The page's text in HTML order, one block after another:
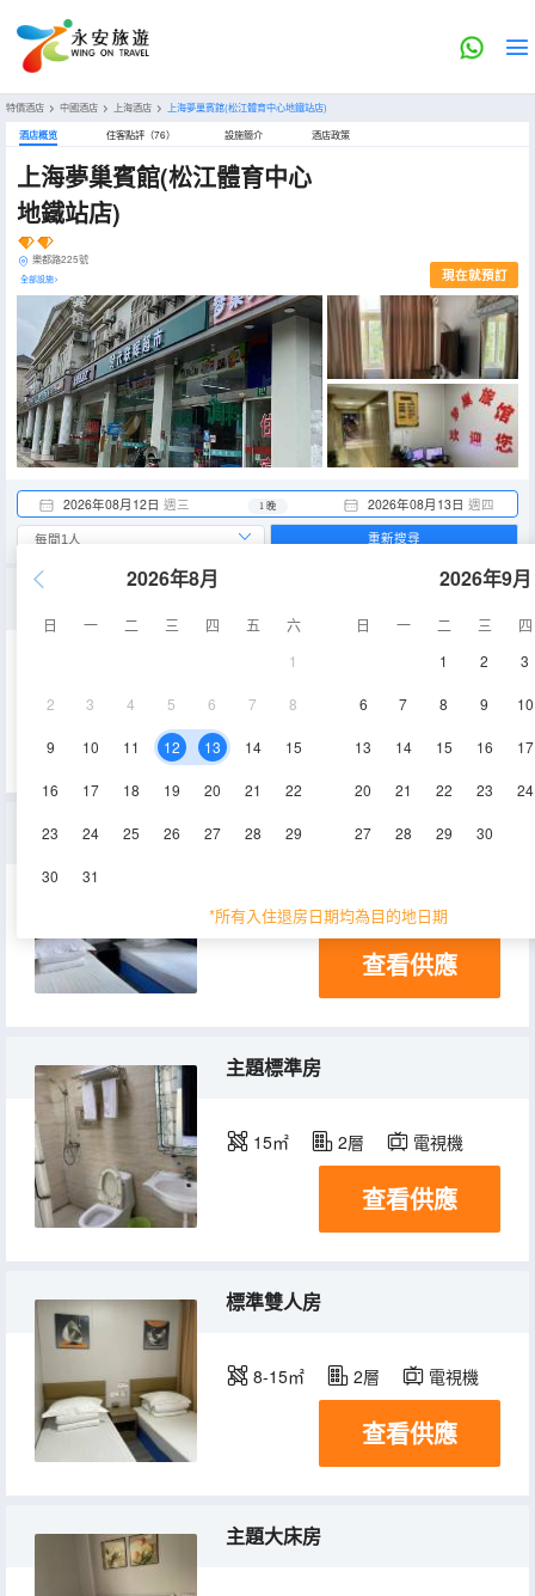
特價酒店 > 中國酒店 > 上海酒店 > 上海夢巢賓館(松江體育中心地鐵站店)
酒店概览 住客點評（76） 設施簡介 酒店政策
上海夢巢賓館(松江體育中心
地鐵站店)
樂都路225號
全部設施> 現在就預訂
2026年08月12日 週三 2026年08月13日 週四
1 晚
2026年8月
日 一 二 三 四 五
六
1
2 3 4 5 6 7 8
9 10 11 12 13 14 15
16 17 18 19 20 21 22
23 24 25 26 27 28 29
30 31
2026年9月
日 一 二 三
四
1
2 3
6 7 8 9 10
13 14 15 16 17
20 21 22 23 24
27 28 29 30
*所有入住退房日期均為目的地日期
重新搜尋
12-15㎡ 電視機
親子家庭房
8-15㎡ 2層 電視機
查看供應
主題標準房
15㎡ 2層 電視機
查看供應
標準雙人房
8-15㎡ 2層 電視機
查看供應
主題大床房